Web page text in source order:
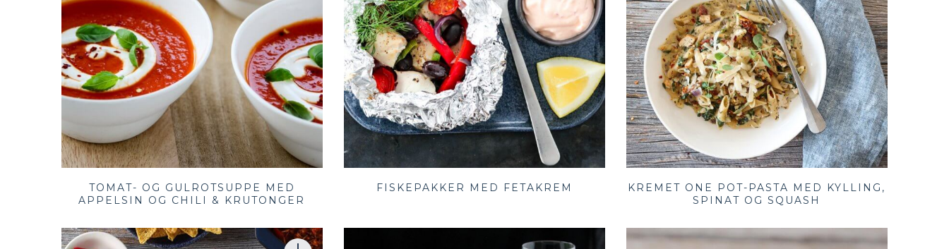
TOMAT- OG GULROTSUPPE MED
APPELSIN OG CHILI & KRUTONGER
FISKEPAKKER MED FETAKREM
KREMET ONE POT-PASTA MED KYLLING,
SPINAT OG SQUASH